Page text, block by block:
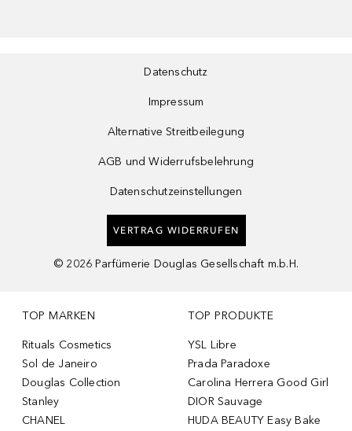
Datenschutz
Impressum
Alternative Streitbeilegung
AGB und Widerrufsbelehrung
Datenschutzeinstellungen
VERTRAG WIDERRUFEN
© 2026 Parfümerie Douglas Gesellschaft m.b.H.
TOP MARKEN
Rituals Cosmetics
Sol de Janeiro
Douglas Collection
Stanley
CHANEL
TOP PRODUKTE
YSL Libre
Prada Paradoxe
Carolina Herrera Good Girl
DIOR Sauvage
HUDA BEAUTY Easy Bake